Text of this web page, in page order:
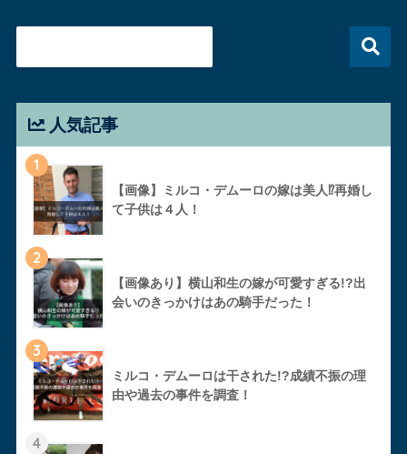
人気記事
1
【画像】ミルコ・デムーロの嫁は美人⁉︎再婚し
て子供は４人！
2
【画像あり】横山和生の嫁が可愛すぎる!?出
会いのきっかけはあの騎手だった！
3
ミルコ・デムーロは干された!?成績不振の理
由や過去の事件を調査！
4